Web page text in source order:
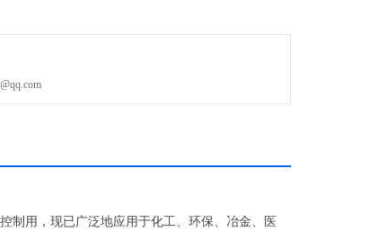
制用，现已广泛地应用于化工、环保、冶金、医